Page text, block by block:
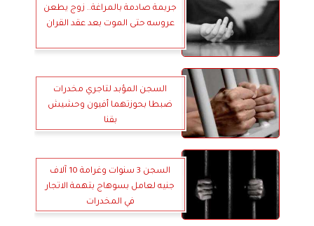
جريمة صادمة بالمراغة.. زوج يطعن
عروسه حتى الموت بعد عقد القران
السجن المؤبد لتاجري مخدرات
ضبطا بحوزتهما أفيون وحشيش
بقنا
السجن 3 سنوات وغرامة 10 آلاف
جنيه لعامل بسوهاج بتهمة الاتجار
في المخدرات